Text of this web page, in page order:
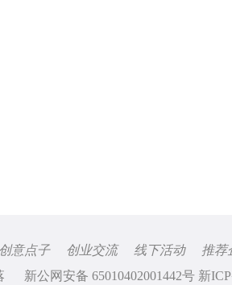
创意点子 创业交流 线下活动
推荐
新公网安备 65010402001442号 新